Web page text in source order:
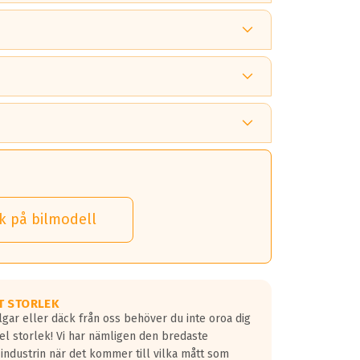
på.
däck.
på bilmodell
STORLEK
eller däck från oss behöver du inte oroa dig
storlek! Vi har nämligen den bredaste
när det kommer till vilka mått som